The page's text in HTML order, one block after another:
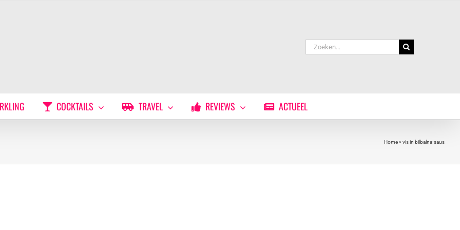
Zoeken
naar:
COCKTAILS TRAVEL REVIEWS ACTUEEL
Home» vis in bilbaína-saus